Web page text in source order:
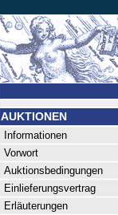
AUKTIONEN
Informationen
Vorwort
Auktionsbedingungen
Einlieferungsvertrag
Erläuterungen